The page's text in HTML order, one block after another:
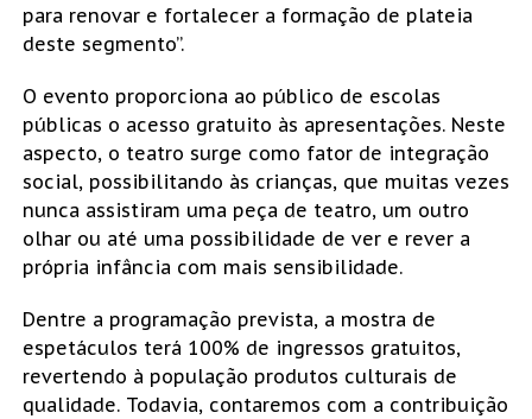
para renovar e fortalecer a formação de plateia
deste segmento”.
O evento proporciona ao público de escolas
públicas o acesso gratuito às apresentações. Neste
aspecto, o teatro surge como fator de integração
social, possibilitando às crianças, que muitas vezes
nunca assistiram uma peça de teatro, um outro
olhar ou até uma possibilidade de ver e rever a
própria infância com mais sensibilidade.
Dentre a programação prevista, a mostra de
espetáculos terá 100% de ingressos gratuitos,
revertendo à população produtos culturais de
qualidade. Todavia, contaremos com a contribuição